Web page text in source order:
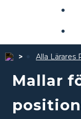
Alla Lärares
Mallar